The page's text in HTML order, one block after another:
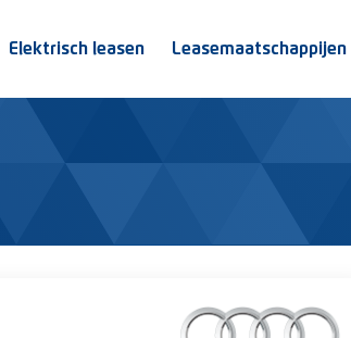
Elektrisch leasen Leasemaatschappijen